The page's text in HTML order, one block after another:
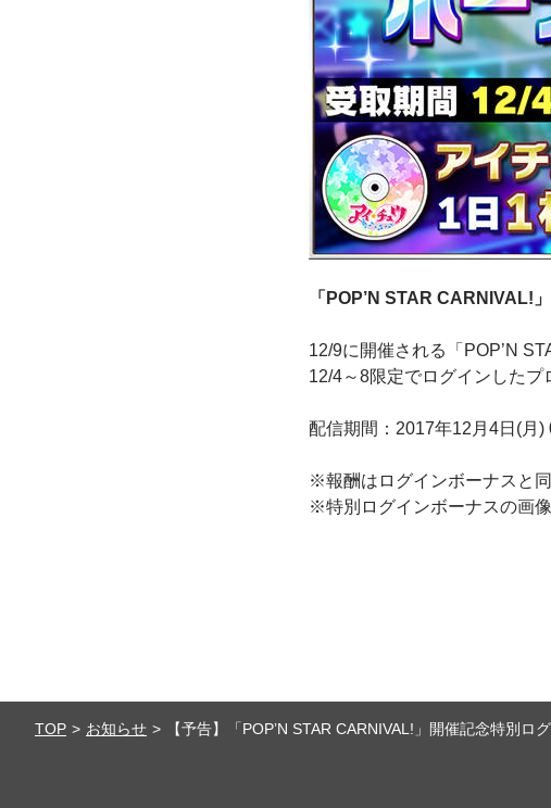
「POP’N STAR CARNIVAL!
12/9に開催される「POP’N
12/4～8限定でログインしたプ
配信期間：2017年12月4日(月
※報酬はログインボーナスと
※特別ログインボーナスの画
TOP お知らせ 【予告】「POP’N STAR CARNIVAL!」開催記念特別ロ